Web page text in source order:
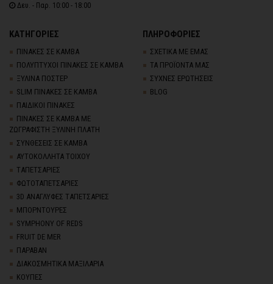
Δευ. - Παρ. 10:00 - 18:00
ΚΑΤΗΓΟΡΙΕΣ
ΠΙΝΑΚΕΣ ΣΕ ΚΑΜΒΑ
ΠΟΛΥΠΤΥΧΟΙ ΠΙΝΑΚΕΣ ΣΕ ΚΑΜΒΑ
ΞΥΛΙΝΑ ΠΟΣΤΕΡ
SLIM ΠΙΝΑΚΕΣ ΣΕ ΚΑΜΒΑ
ΠΑΙΔΙΚΟΙ ΠΙΝΑΚΕΣ
ΠΙΝΑΚΕΣ ΣΕ ΚΑΜΒΑ ΜΕ
ΖΩΓΡΑΦΙΣΤΗ ΞΥΛΙΝΗ ΠΛΑΤΗ
ΣΥΝΘΕΣΕΙΣ ΣΕ ΚΑΜΒΑ
ΑΥΤΟΚΟΛΛΗΤΑ ΤΟΙΧΟΥ
TΑΠΕΤΣΑΡΙΕΣ
ΦΩΤΟΤΑΠΕΤΣΑΡΙΕΣ
3D AΝΑΓΛΥΦΕΣ TΑΠΕΤΣΑΡΙΕΣ
ΜΠΟΡΝΤΟΥΡΕΣ
SYMPHONY OF REDS
FRUIT DE MER
ΠΑΡΑΒΑΝ
ΔΙΑΚΟΣΜΗΤΙΚΑ ΜΑΞΙΛΑΡΙΑ
ΚΟΥΠΕΣ
ΠΛΗΡΟΦΟΡΙΕΣ
ΣΧΕΤΙΚΑ ΜΕ ΕΜΑΣ
ΤΑ ΠΡΟΪΟΝΤΑ ΜΑΣ
ΣΥΧΝΕΣ ΕΡΩΤΗΣΕΙΣ
BLOG